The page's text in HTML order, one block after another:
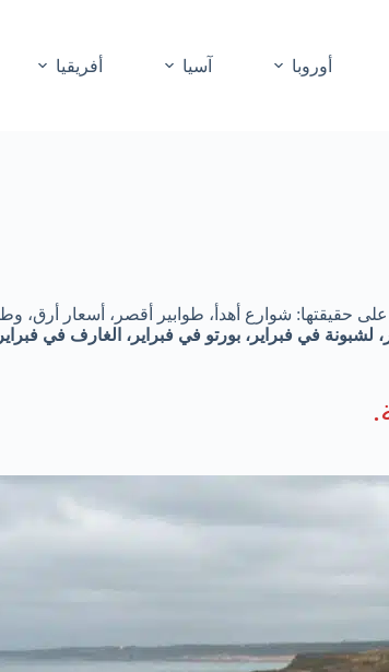
أوروبا آسيا أفريقيا
حقيقتها: شوارع أهدأ، طوابير أقصر، أسعار
لشبونة في فبراير، بورتو في فبراير، الغارف في